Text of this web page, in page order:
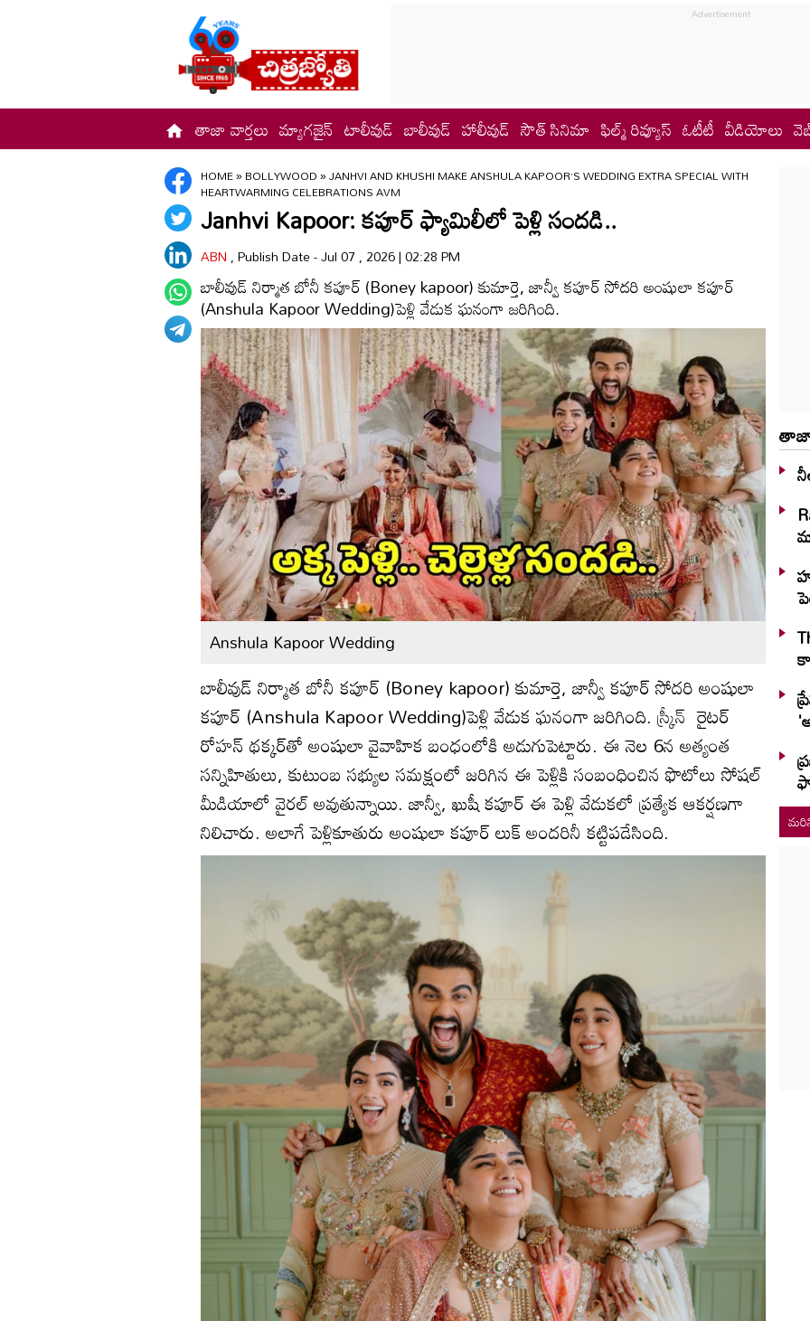
తాజా వార్తలు మ్యాగజైన్ టాలీవుడ్ బాలీవుడ్ హాలీవుడ్ సౌత్ సినిమా ఫిల్మ్ రివ్యూస్ ఓటీటీ వీడియోలు
HOME»BOLLYWOOD»JANHVI AND KHUSHI MAKE ANSHULA KAPOOR’S WEDDING EXTRA SPECIAL WITH
HEARTWARMING CELEBRATIONS AVM
Janhvi Kapoor: కపూర్‌ ఫ్యామిలీలో పెళ్లి సందడి..
ABN, Publish Date - Jul 07 , 2026 | 02:28 PM
బాలీవుడ్‌ నిర్మాత బోనీ కపూర్‌ (Boney kapoor) కుమార్తె, జాన్వీ కపూర్‌ సోదరి అంషులా కపూర్‌
(Anshula Kapoor Wedding)పెళ్లి వేడుక ఘనంగా జరిగింది.
Anshula Kapoor Wedding
బాలీవుడ్‌ నిర్మాత బోనీ కపూర్‌ (Boney kapoor) కుమార్తె, జాన్వీ కపూర్‌ సోదరి అంషులా
కపూర్‌ (Anshula Kapoor Wedding)పెళ్లి వేడుక ఘనంగా జరిగింది. స్క్రీన్ రైటర్‌
రోహన్‌ థక్కర్‌తో అంషులా వైవాహిక బంధంలోకి అడుగుపెట్టారు. ఈ నెల 6న అత్యంత
సన్నిహితులు, కుటుంబ సభ్యుల సమక్షంలో జరిగిన ఈ పెళ్లికి సంబంధించిన ఫొటోలు సోషల్‌
మీడియాలో వైరల్‌ అవుతున్నాయి. జాన్వీ, ఖుషీ కపూర్‌ ఈ పెళ్లి వేడుకలో ప్రత్యేక ఆకర్షణగా
నిలిచారు. అలాగే పెళ్లికూతురు అంషులా కపూర్‌ లుక్‌ అందరినీ కట్టిపడేసింది.
తాజా